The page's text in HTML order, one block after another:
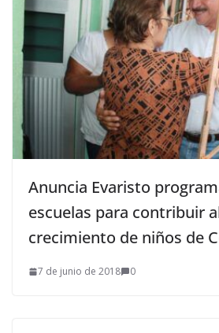
Anuncia Evaristo
escuelas para contribuir
crecimiento de niños de
7 de junio de 2018 0